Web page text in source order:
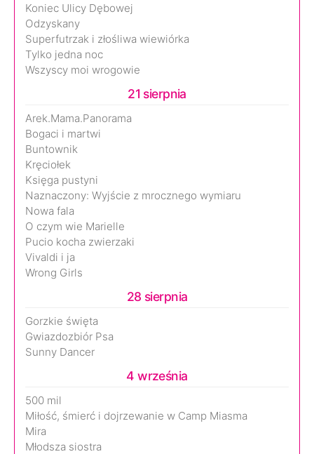
Koniec Ulicy Dębowej
Odzyskany
Superfutrzak i złośliwa wiewiórka
Tylko jedna noc
Wszyscy moi wrogowie
21 sierpnia
Arek.Mama.Panorama
Bogaci i martwi
Buntownik
Kręciołek
Księga pustyni
Naznaczony: Wyjście z mrocznego wymiaru
Nowa fala
O czym wie Marielle
Pucio kocha zwierzaki
Vivaldi i ja
Wrong Girls
28 sierpnia
Gorzkie święta
Gwiazdozbiór Psa
Sunny Dancer
4 września
500 mil
Miłość, śmierć i dojrzewanie w Camp Miasma
Mira
Młodsza siostra